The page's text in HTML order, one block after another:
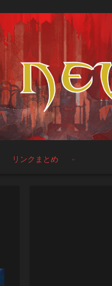
リンクまとめ